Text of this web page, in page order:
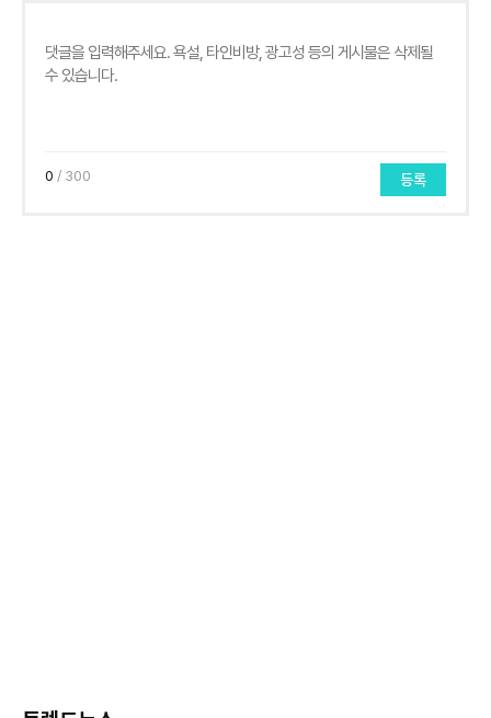
0 / 300 등록